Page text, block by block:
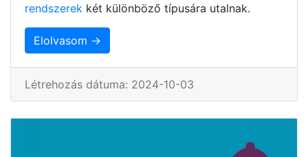
rendszerek két különböző típusára utalnak.
Elolvasom →
Létrehozás dátuma: 2024-10-03